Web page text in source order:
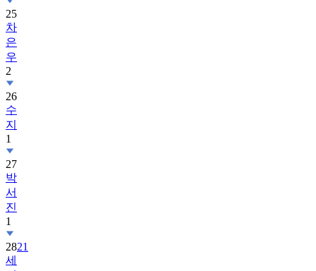
25
차
은
우
2
26
수
지
1
27
박
서
진
1
2821
세